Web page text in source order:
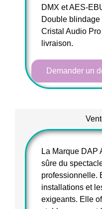
DMX et AES-
Double
Cristal Audio
livraison.
Demander un
La Marque DAP
sûre du
professionnelle.
installations et
exigeants. Elle